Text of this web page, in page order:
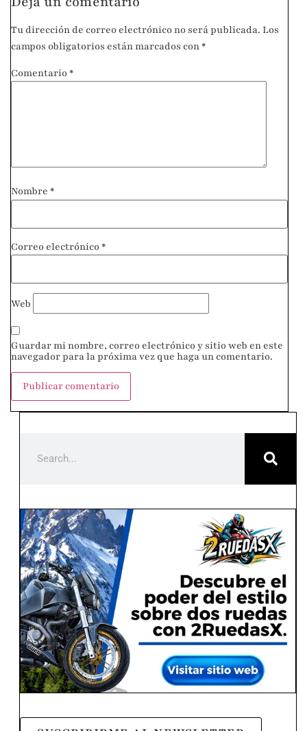
Tu dirección de correo electrónico no será publicada. Los
campos obligatorios están marcados con *
Comentario *
Nombre *
Correo electrónico *
Web
Guardar mi nombre, correo electrónico y sitio web en este
navegador para la próxima vez que haga un comentario.